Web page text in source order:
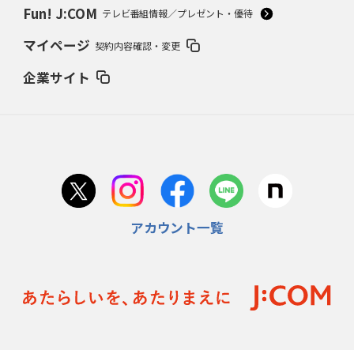
Fun! J:COM テレビ番組情報／プレゼント・優待
マイページ 契約内容確認・変更
企業サイト
アカウント一覧